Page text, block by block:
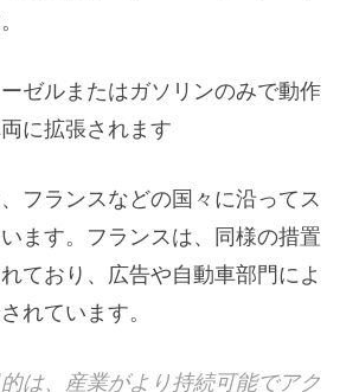
ゼルまたはガソリンのみで動作
に拡張されます
フランスなどの国々に沿ってス
ます。フランスは、同様の措置
ており、広告や自動車部門によ
れています。
的は、産業がより持続可能でアク